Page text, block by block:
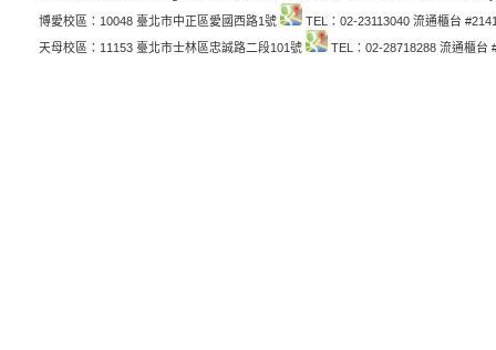
博愛校區：10048 臺北市中正區愛國西路1號
TEL：02-23113040 流通櫃台
天母校區：11153 臺北市士林區忠誠路二段101號
TEL：02-28718288 流通櫃台